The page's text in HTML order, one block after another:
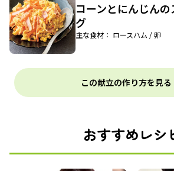
コーンとにんじん
グ
主な食材： ロースハム / 卵
この献立の作り方を見る
おすすめレシ